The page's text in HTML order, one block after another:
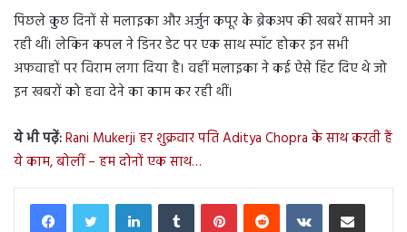
पिछले कुछ दिनों से मलाइका और अर्जुन कपूर के ब्रेकअप की खबरें सामने आ
रही थीं। लेकिन कपल ने डिनर डेट पर एक साथ स्पॉट होकर इन सभी
अफवाहों पर विराम लगा दिया है। वहीं मलाइका ने कई ऐसे हिंट दिए थे जो
इन खबरों को हवा देने का काम कर रही थीं।
ये भी पढ़ें:Rani Mukerji हर शुक्रवार पति Aditya Chopra के साथ करती हैं
ये काम, बोलीं – हम दोनों एक साथ…
LinkedInTumblr PinterestReddit VKontakteShare via Email